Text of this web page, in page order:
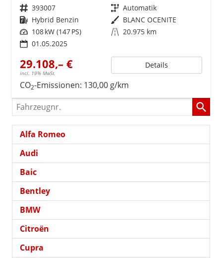
Fahrzeugnr. 393007 Getriebe Automatik
Kraftstoff Hybrid Benzin Außenfarbe BLANC OCENITE
Leistung 108 kW (147 PS) Kilometerstand 20.975 km
01.05.2025
29.108,– €
incl. 19% MwSt.
Details
CO2-Emissionen: 130,00 g/km
Fahrzeugnr.
Alfa Romeo
Audi
Baic
Bentley
BMW
Citroën
Cupra